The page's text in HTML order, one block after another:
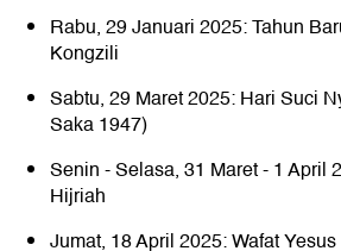
Rabu, 29 Januari 2025: Tahun
Kongzili
Sabtu, 29 Maret 2025: Hari Suci
Saka 1947)
Senin - Selasa, 31 Maret - 1 April
Hijriah
Jumat, 18 April 2025: Wafat